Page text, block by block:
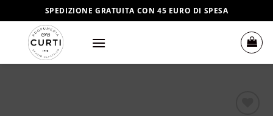
ai
contenuti
SPEDIZIONE GRATUITA CON 45 EURO DI SPESA